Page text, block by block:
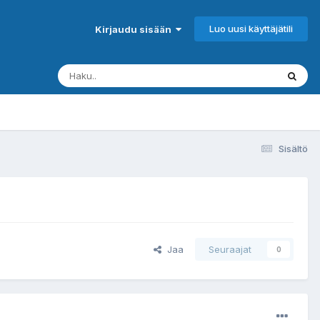
Kirjaudu sisään Luo uusi käyttäjätili
Sisältö
Jaa Seuraajat 0